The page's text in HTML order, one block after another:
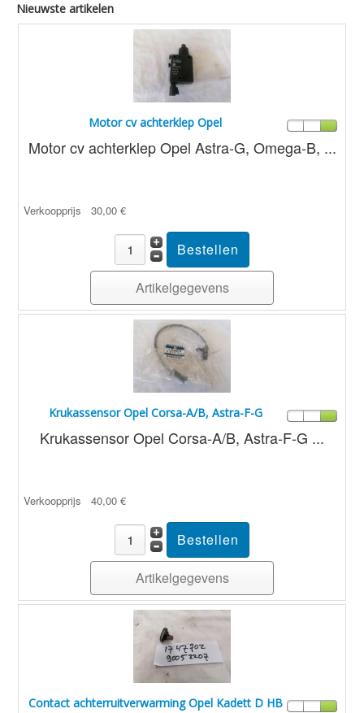
Nieuwste artikelen
Motor cv achterklep Opel
Motor cv achterklep Opel Astra-G, Omega-B, ...
Verkoopprijs 30,00 €
Artikelgegevens
Krukassensor Opel Corsa-A/B, Astra-F-G
Krukassensor Opel Corsa-A/B, Astra-F-G ...
Verkoopprijs 40,00 €
Artikelgegevens
Contact achterruitverwarming Opel Kadett D HB